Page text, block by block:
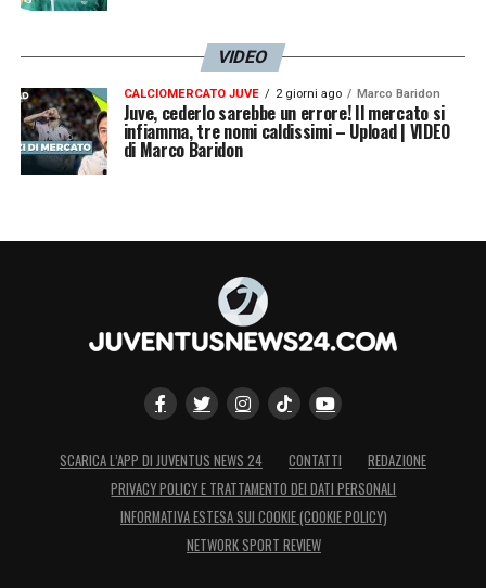
VIDEO
CALCIOMERCATO JUVE 2 giorni ago Marco Baridon
Juve, cederlo sarebbe un errore! Il mercato si
infiamma, tre nomi caldissimi – Upload | VIDEO
di Marco Baridon
SCARICA L’APP DI JUVENTUS NEWS 24 CONTATTI
REDAZIONE
PRIVACY POLICY E TRATTAMENTO DEI DATI PERSONALI
INFORMATIVA ESTESA SUI COOKIE (COOKIE POLICY)
NETWORK SPORT REVIEW